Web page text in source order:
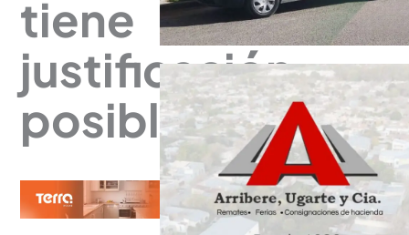
tiene
justificación
posible”